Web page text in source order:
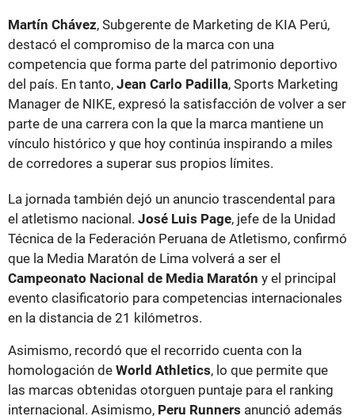
Martín Chávez, Subgerente de Marketing de KIA Perú,
destacó el compromiso de la marca con una
competencia que forma parte del patrimonio deportivo
del país. En tanto, Jean Carlo Padilla, Sports Marketing
Manager de NIKE, expresó la satisfacción de volver a ser
parte de una carrera con la que la marca mantiene un
vínculo histórico y que hoy continúa inspirando a miles
de corredores a superar sus propios límites.
La jornada también dejó un anuncio trascendental para
el atletismo nacional. José Luis Page, jefe de la Unidad
Técnica de la Federación Peruana de Atletismo, confirmó
que la Media Maratón de Lima volverá a ser el
Campeonato Nacional de Media Maratón y el principal
evento clasificatorio para competencias internacionales
en la distancia de 21 kilómetros.
Asimismo, recordó que el recorrido cuenta con la
homologación de World Athletics, lo que permite que
las marcas obtenidas otorguen puntaje para el ranking
internacional. Asimismo, Peru Runners anunció además